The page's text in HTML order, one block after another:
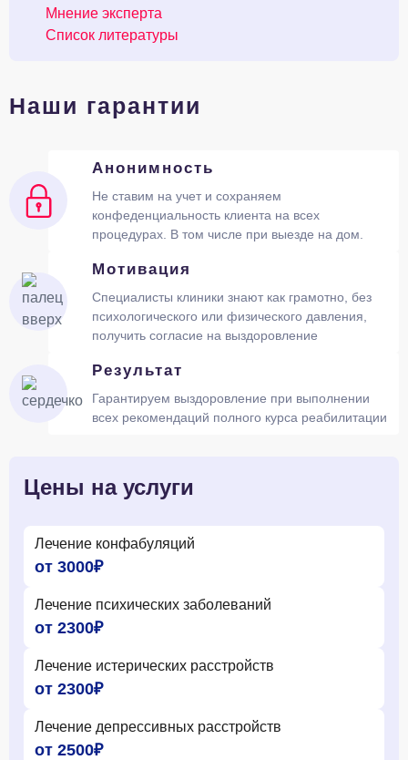
Мнение эксперта
Список литературы
Наши гарантии
Анонимность
Не ставим на учет и сохраняем
конфеденциальность клиента на всех
процедурах. В том числе при выезде на дом.
Мотивация
Специалисты клиники знают как грамотно, без
психологического или физического давления,
получить согласие на выздоровление
Результат
Гарантируем выздоровление при выполнении
всех рекомендаций полного курса реабилитации
Цены на услуги
Лечение конфабуляций
от 3000₽
Лечение психических заболеваний
от 2300₽
Лечение истерических расстройств
от 2300₽
Лечение депрессивных расстройств
от 2500₽